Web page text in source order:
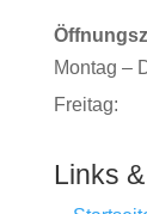
Montag –
Freitag:
Links